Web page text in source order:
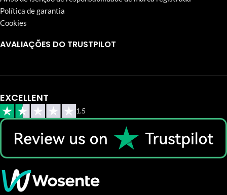
Política de garantia
Cookies
AVALIAÇÕES DO TRUSTPILOT
EXCELLENT
1.5